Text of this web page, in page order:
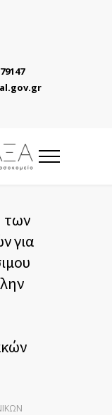
των
για